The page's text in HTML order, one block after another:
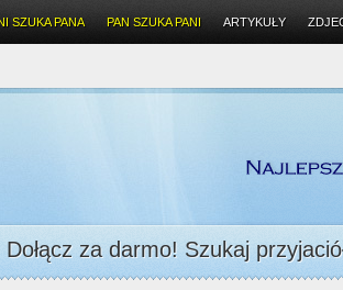
SZUKA PANA PAN SZUKA PANI ARTYKUŁY
za darmo! Szukaj